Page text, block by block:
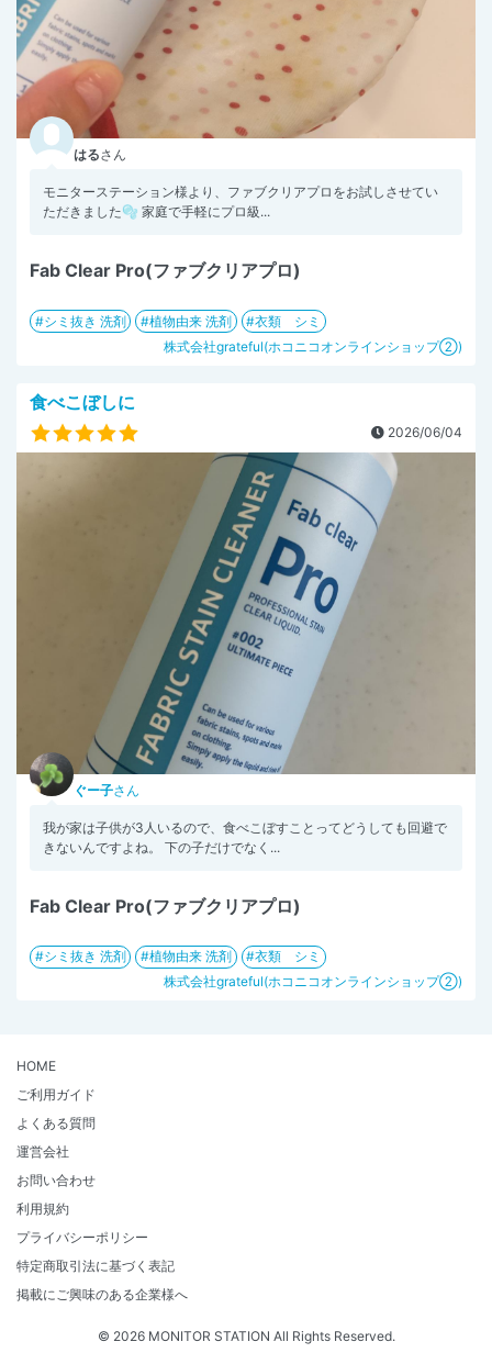
はるさん
モニターステーション様より、ファブクリアプロをお試しさせてい
ただきました🫧 家庭で手軽にプロ級...
Fab Clear Pro(ファブクリアプロ)
シミ抜き 洗剤 植物由来 洗剤
衣類 シミ
株式会社grateful(ホコニコオンラインショップ②)
食べこぼしに
2026/06/04
ぐー子さん
我が家は子供が3人いるので、食べこぼすことってどうしても回避で
きないんですよね。 下の子だけでなく...
Fab Clear Pro(ファブクリアプロ)
シミ抜き 洗剤 植物由来 洗剤
衣類 シミ
株式会社grateful(ホコニコオンラインショップ②)
HOME
ご利用ガイド
よくある質問
運営会社
お問い合わせ
利用規約
プライバシーポリシー
特定商取引法に基づく表記
掲載にご興味のある企業様へ
© 2026 MONITOR STATION All Rights Reserved.